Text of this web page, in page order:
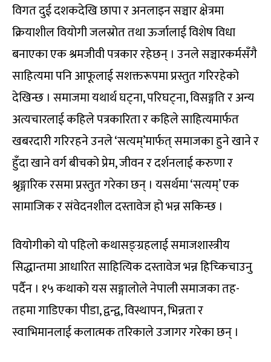
विगत दुई दशकदेखि छापा र अनलाइन सञ्चार क्षेत्रमा
क्रियाशील वियोगी जलस्रोत तथा ऊर्जालाई विशेष विधा
बनाएका एक श्रमजीवी पत्रकार रहेछन् । उनले सञ्चारकर्मसँगै
साहित्यमा पनि आफूलाई सशक्तरूपमा प्रस्तुत गरिरहेको
देखिन्छ । समाजमा यथार्थ घट्ना, परिघट्ना, विसङ्गति र अन्य
अत्यचारलाई कहिले पत्रकारिता र कहिले साहित्यमार्फत
खबरदारी गरिरहने उनले ‘सत्यम्’मार्फत् समाजका हुने खाने र
हुँदा खाने वर्ग बीचको प्रेम, जीवन र दर्शनलाई करुणा र
श्रृङ्गारिक रसमा प्रस्तुत गरेका छन् । यसर्थमा ‘सत्यम्’ एक
सामाजिक र संवेदनशील दस्तावेज हो भन्न सकिन्छ ।
वियोगीको यो पहिलो कथासङ्ग्रहलाई समाजशास्त्रीय
सिद्धान्तमा आधारित साहित्यिक दस्तावेज भन्न हिच्किचाउनु
पर्दैन । १५ कथाको यस सङ्गालोले नेपाली समाजका तह-
तहमा गाडिएका पीडा, द्वन्द्व, विस्थापन, भिन्नता र
स्वाभिमानलाई कलात्मक तरिकाले उजागर गरेका छन् ।